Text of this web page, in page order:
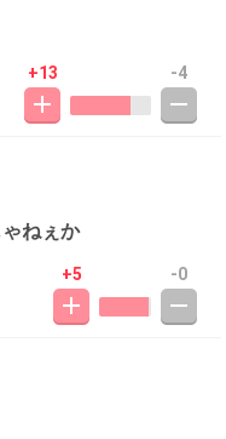
+13 -4
ねぇか
+5 -0